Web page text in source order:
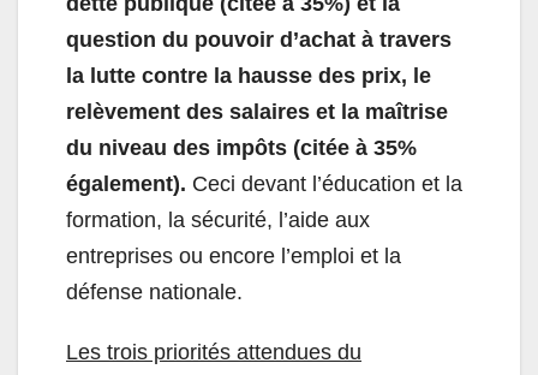
question du pouvoir d’achat à travers
la lutte contre la hausse des prix, le
relèvement des salaires et la maîtrise
du niveau des impôts (citée à 35%
également). Ceci devant l’éducation et la
formation, la sécurité, l’aide aux
entreprises ou encore l’emploi et la
défense nationale.
Les trois priorités attendues du